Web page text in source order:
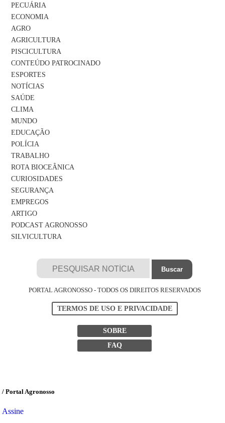
PECUÁRIA
ECONOMIA
AGRO
AGRICULTURA
PISCICULTURA
CONTEÚDO PATROCINADO
ESPORTES
NOTÍCIAS
SAÚDE
CLIMA
MUNDO
EDUCAÇÃO
POLÍCIA
TRABALHO
ROTA BIOCEÂNICA
CURIOSIDADES
SEGURANÇA
EMPREGOS
ARTIGO
PODCAST AGRONOSSO
SILVICULTURA
PORTAL AGRONOSSO - TODOS OS DIREITOS RESERVADOS
TERMOS DE USO E PRIVACIDADE
SOBRE
FAQ
/ Portal Agronosso
Assine